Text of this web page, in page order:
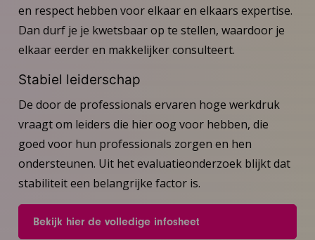
en respect hebben voor elkaar en elkaars expertise.
Dan durf je je kwetsbaar op te stellen, waardoor je
elkaar eerder en makkelijker consulteert.
Stabiel leiderschap
De door de professionals ervaren hoge werkdruk
vraagt om leiders die hier oog voor hebben, die
goed voor hun professionals zorgen en hen
ondersteunen. Uit het evaluatieonderzoek blijkt dat
stabiliteit een belangrijke factor is.
Bekijk hier de volledige infosheet